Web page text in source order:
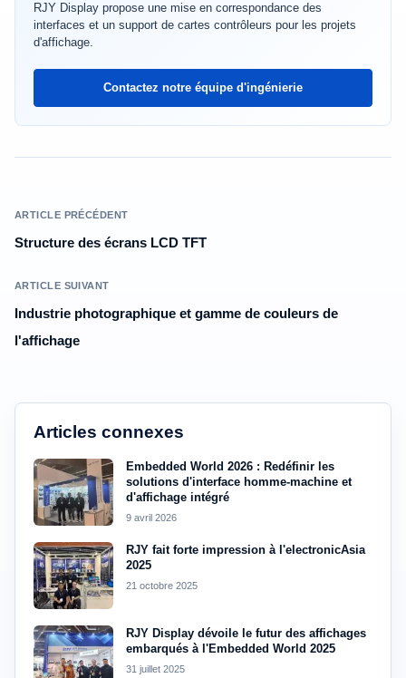
RJY Display propose une mise en correspondance des
interfaces et un support de cartes contrôleurs pour les projets
d'affichage.
Contactez notre équipe d'ingénierie
ARTICLE PRÉCÉDENT
Structure des écrans LCD TFT
ARTICLE SUIVANT
Industrie photographique et gamme de couleurs de
l'affichage
Articles connexes
Embedded World 2026 : Redéfinir les
solutions d'interface homme-machine et
d'affichage intégré
9 avril 2026
RJY fait forte impression à l'electronicAsia
2025
21 octobre 2025
RJY Display dévoile le futur des affichages
embarqués à l'Embedded World 2025
31 juillet 2025